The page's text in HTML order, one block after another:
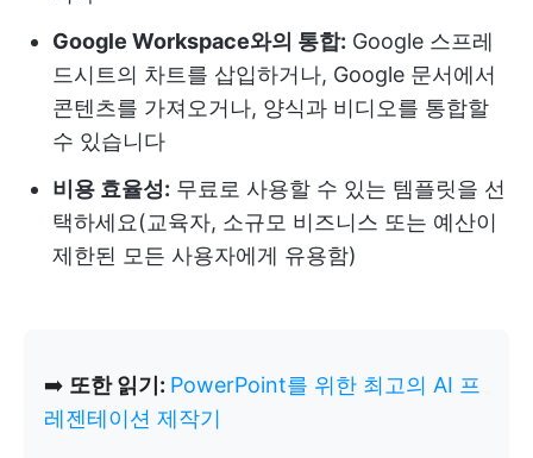
Google Workspace와의 통합: Google 스프레
드시트의 차트를 삽입하거나, Google 문서에서
콘텐츠를 가져오거나, 양식과 비디오를 통합할
수 있습니다
비용 효율성: 무료로 사용할 수 있는 템플릿을 선
택하세요(교육자, 소규모 비즈니스 또는 예산이
제한된 모든 사용자에게 유용함)
➡️ 또한 읽기: PowerPoint를 위한 최고의 AI 프
레젠테이션 제작기